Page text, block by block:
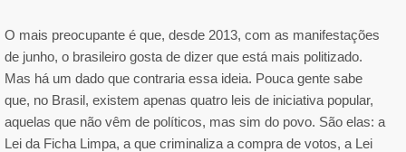
O mais preocupante é que, desde 2013, com as manifestações
de junho, o brasileiro gosta de dizer que está mais politizado.
Mas há um dado que contraria essa ideia. Pouca gente sabe
que, no Brasil, existem apenas quatro leis de iniciativa popular,
aquelas que não vêm de políticos, mas sim do povo. São elas: a
Lei da Ficha Limpa, a que criminaliza a compra de votos, a Lei